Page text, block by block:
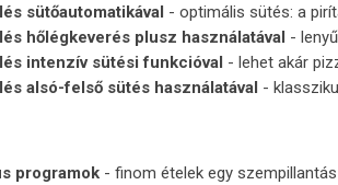
sütőautomatikával - optimális sütés: a
hőlégkeverés plusz használatával -
intenzív sütési funkcióval - lehet akár
alsó-felső sütés használatával -
programok - finom ételek egy